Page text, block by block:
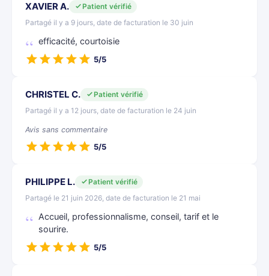
XAVIER A.
Patient vérifié
Partagé il y a 9 jours, date de facturation le 30 juin
efficacité, courtoisie
5/5
CHRISTEL C.
Patient vérifié
Partagé il y a 12 jours, date de facturation le 24 juin
Avis sans commentaire
5/5
PHILIPPE L.
Patient vérifié
Partagé le 21 juin 2026, date de facturation le 21 mai
Accueil, professionnalisme, conseil, tarif et le
sourire.
5/5